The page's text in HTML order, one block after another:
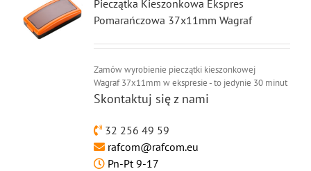
Pieczątka Kieszonkowa Ekspres
Pomarańczowa 37x11mm Wagraf
Zamów wyrobienie pieczątki kieszonkowej
Wagraf 37x11mm w ekspresie - to jedynie 30 minut
Skontaktuj się z nami
32 256 49 59
rafcom@rafcom.eu
Pn-Pt 9-17